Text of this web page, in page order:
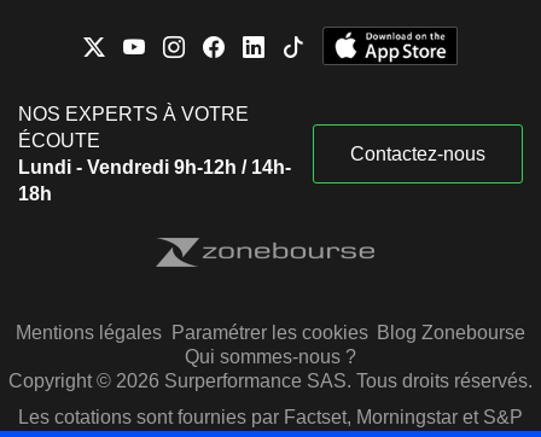
NOS EXPERTS À VOTRE
ÉCOUTE
Lundi - Vendredi 9h-12h / 14h-
18h
Contactez-nous
Mentions légales Paramétrer les cookies Blog Zonebourse
Qui sommes-nous ?
Copyright © 2026 Surperformance SAS. Tous droits réservés.
Les cotations sont fournies par Factset, Morningstar et S&P